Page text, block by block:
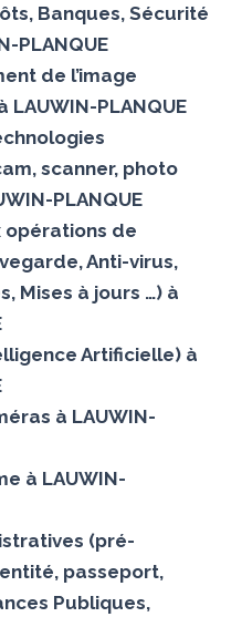
Banques, Sécurité
PLANQUE
de l’image
PLANQUE
scanner, photo
PLANQUE
opérations de
Anti-virus,
Mises à jours …) à
Artificielle) à
à LAUWIN-
à LAUWIN-
(pré-
passeport,
Publiques,